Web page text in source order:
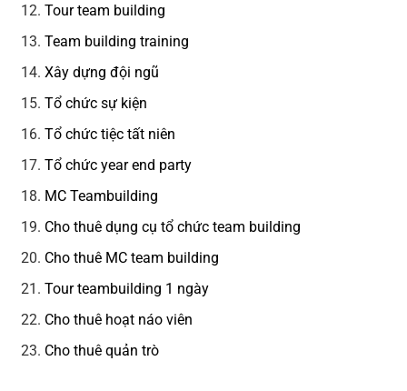
Tour team building
Team building training
Xây dựng đội ngũ
Tổ chức sự kiện
Tổ chức tiệc tất niên
Tổ chức year end party
MC Teambuilding
Cho thuê dụng cụ tổ chức team building
Cho thuê MC team building
Tour teambuilding 1 ngày
Cho thuê hoạt náo viên
Cho thuê quản trò